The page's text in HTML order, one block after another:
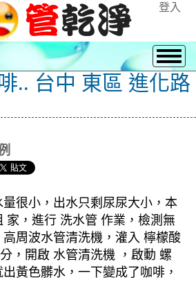
登入
.. 台中 東區 進化路
很小，出水只剩尿尿大小，本
家，進行 洗水管 作業，檢測無
周波水管清洗機，灌入 檸檬酸
，開啟 水管清洗機 ，啟動 螺
黃色髒水，一下變成了咖啡，